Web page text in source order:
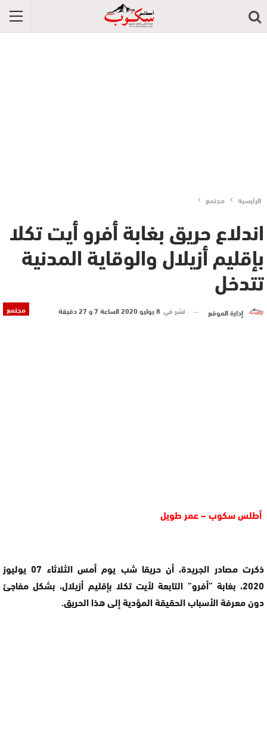
الرئيسية مجتمع
اندلاع حريق بغابة أفرو أيت تكلا
بإقليم أزيلال والوقاية المدنية
تتدخل
مجتمع إدارة الموقع نشر في 8 يوليو 2020 الساعة 7 و 27 دقيقة
أطلس سكوب – عمر طويل
ذكرت مصادر الجريدة، أن حريقا شب يوم أمس الثلاثاء 07 يوليوز
2020، بغابة ”أفرو” التابعة لأيت تكلا بإقليم أزيلال، بشكل مفاجئ
دون معرفة الأسباب الحقيقة المؤدية إلى هذا الحريق.